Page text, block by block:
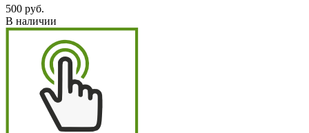
500 руб.
В наличии